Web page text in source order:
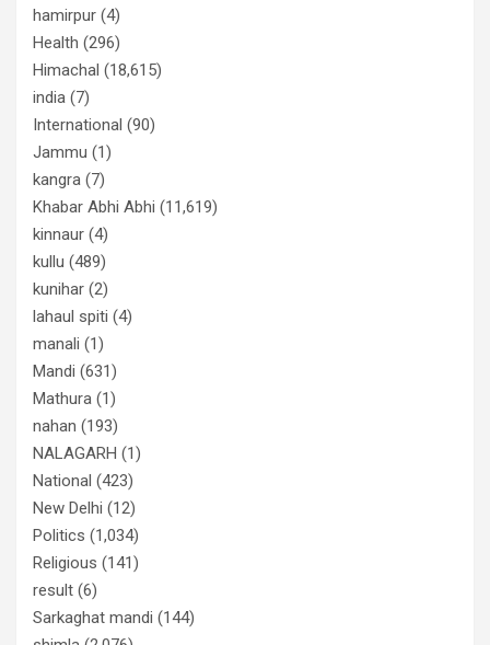
hamirpur (4)
Health (296)
Himachal (18,615)
india (7)
International (90)
Jammu (1)
kangra (7)
Khabar Abhi Abhi (11,619)
kinnaur (4)
kullu (489)
kunihar (2)
lahaul spiti (4)
manali (1)
Mandi (631)
Mathura (1)
nahan (193)
NALAGARH (1)
National (423)
New Delhi (12)
Politics (1,034)
Religious (141)
result (6)
Sarkaghat mandi (144)